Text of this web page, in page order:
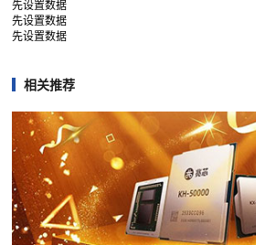
先设置数据
先设置数据
先设置数据
相关推荐